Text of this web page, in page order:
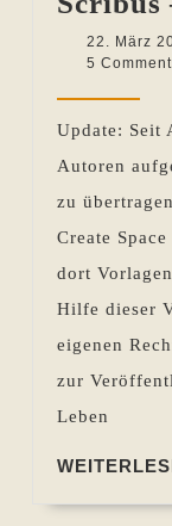
22. März
5
Update: Seit
Autoren
zu
Create
dort
Hilfe dieser
eigenen
zur
Leben